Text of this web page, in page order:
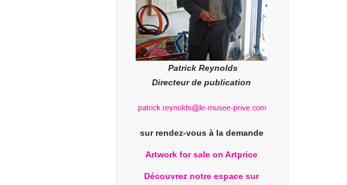
Patrick Reynolds
Directeur de publication
sur rendez-vous à la demande
Artwork for sale on Artprice
Découvrez notre espace sur